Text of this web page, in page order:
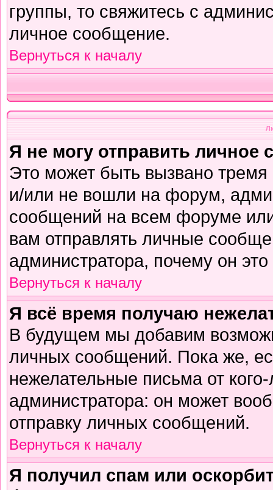
группы, то свяжитесь с
личное сообщение.
Вернуться к началу
Я не могу отправить личное
Это может быть вызвано
и/или не вошли на форум,
сообщений на всем форуме
вам отправлять личные
администратора, почему он
Вернуться к началу
Я всё время получаю
В будущем мы добавим
личных сообщений. Пока же,
нежелательные письма от
администратора: он может
отправку личных сообщений.
Вернуться к началу
Я получил спам или